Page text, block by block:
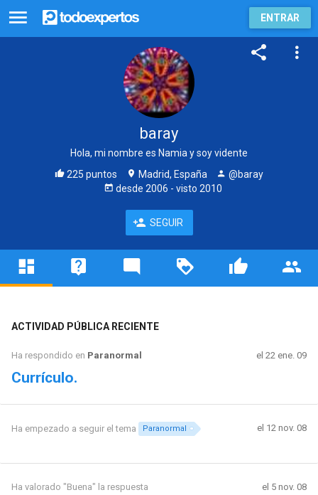
ENTRAR
baray
Hola, mi nombre es Namia y soy vidente
225 puntos
Madrid, España
@baray
desde 2006 - visto 2010
SEGUIR
ACTIVIDAD PÚBLICA RECIENTE
Ha respondido en Paranormal el 22 ene. 09
Currículo.
Ha empezado a seguir el tema Paranormal el 12 nov. 08
Ha valorado "Buena" la respuesta el 5 nov. 08